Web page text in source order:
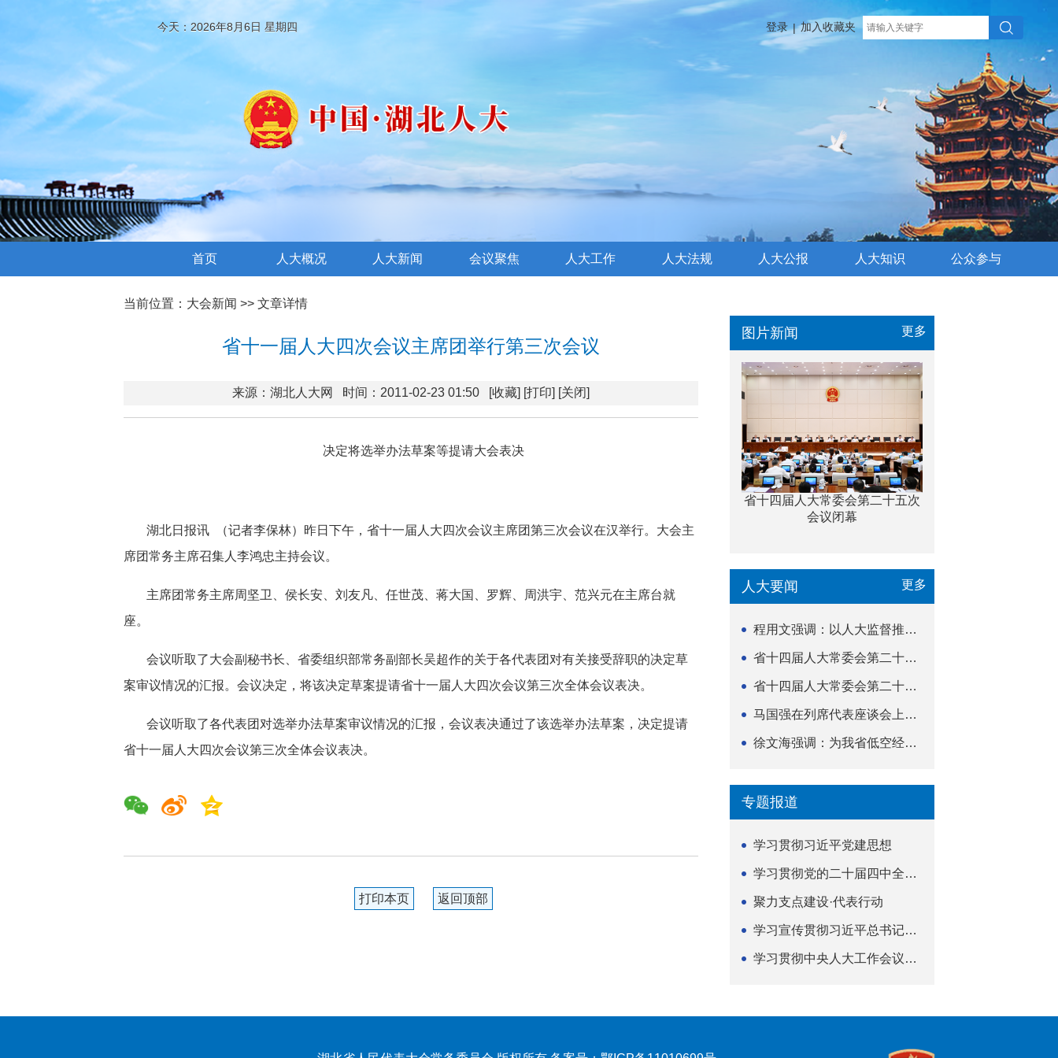
今天：2026年8月6日 星期四 登录 | 加入收藏夹
首页 人大概况 人大新闻 会议聚焦 人大工作 人大法规 人大公报 人大知识 公众参与
当前位置： 大会新闻 >> 文章详情
省十一届人大四次会议主席团举行第三次会议
来源：湖北人大网 时间：2011-02-23 01:50 [收藏] [打印] [关闭]
决定将选举办法草案等提请大会表决
湖北日报讯 （记者李保林）昨日下午，省十一届人大四次会议主席团第三次会议在汉举行。大会主
席团常务主席召集人李鸿忠主持会议。
主席团常务主席周坚卫、侯长安、刘友凡、任世茂、蒋大国、罗辉、周洪宇、范兴元在主席台就
座。
会议听取了大会副秘书长、省委组织部常务副部长吴超作的关于各代表团对有关接受辞职的决定草
案审议情况的汇报。会议决定，将该决定草案提请省十一届人大四次会议第三次全体会议表决。
会议听取了各代表团对选举办法草案审议情况的汇报，会议表决通过了该选举办法草案，决定提请
省十一届人大四次会议第三次全体会议表决。
打印本页 返回顶部
图片新闻 更多
省十四届人大常委会第二十五次
会议闭幕
人大要闻 更多
程用文强调：以人大监督推动科技金融高质量发展
省十四届人大常委会第二十五次会议闭幕
省十四届人大常委会第二十五次会议举行
马国强在列席代表座谈会上强调 以精准履职筑牢荆楚...
徐文海强调：为我省低空经济高质量发展提供法治支撑
专题报道
学习贯彻习近平党建思想
学习贯彻党的二十届四中全会精神
聚力支点建设·代表行动
学习宣传贯彻习近平总书记关于坚持
学习贯彻中央人大工作会议精神